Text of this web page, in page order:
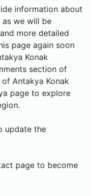
information about
as we will be
more detailed
page again soon
Konak
section of
Antakya Konak
page to explore
update the
page to become